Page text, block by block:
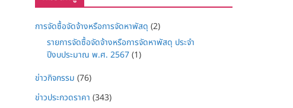
การจัดซื้อจัดจ้างหรือการจัดหาพัสดุ (2)
รายการจัดซื้อจัดจ้างหรือการจัดหาพัสดุ ประจำ
ปีงบประมาณ พ.ศ. 2567(1)
ข่าวกิจกรรม (76)
ข่าวประกวดราคา (343)